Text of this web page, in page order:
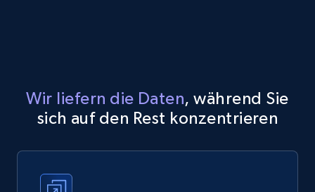
Wir liefern die Daten, während Sie
sich auf den Rest konzentrieren